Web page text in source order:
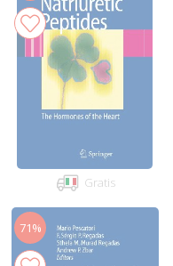
Gratis
71%